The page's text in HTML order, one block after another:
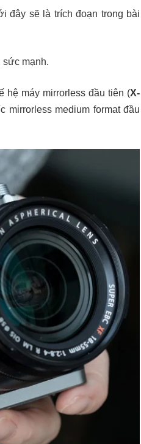
đây sẽ là trích đoạn trong bài
sức mạnh.
hệ máy mirrorless đầu tiên (X-
mirrorless medium format đầu